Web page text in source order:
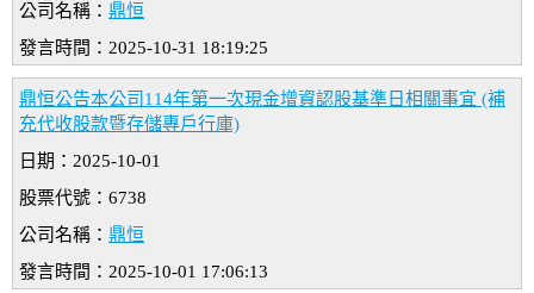
公司名稱： 鼎恒
發言時間：2025-10-31 18:19:25
鼎恒公告本公司114年第一次現金增資認股基準日相關事宜 (補
充代收股款暨存儲專戶行庫)
日期：2025-10-01
股票代號：6738
公司名稱： 鼎恒
發言時間：2025-10-01 17:06:13